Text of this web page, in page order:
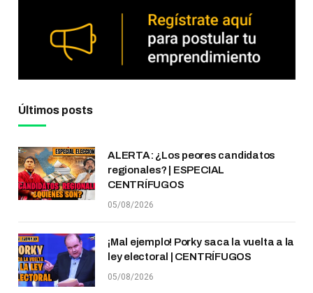
Últimos posts
ALERTA: ¿Los peores candidatos
regionales? | ESPECIAL
CENTRÍFUGOS
05/08/2026
¡Mal ejemplo! Porky saca la vuelta a la
ley electoral | CENTRÍFUGOS
05/08/2026